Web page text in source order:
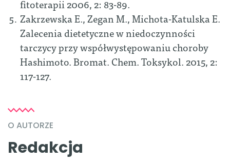
fitoterapii 2006, 2: 83-89.
Zakrzewska E., Zegan M., Michota-Katulska E.
Zalecenia dietetyczne w niedoczynności
tarczycy przy współwystępowaniu choroby
Hashimoto. Bromat. Chem. Toksykol. 2015, 2:
117-127.
O AUTORZE
Redakcja